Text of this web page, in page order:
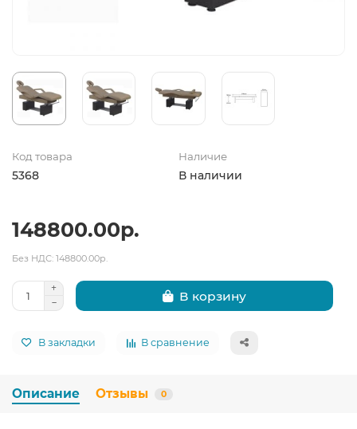
Код товара
5368
Наличие
В наличии
148800.00р.
Без НДС: 148800.00р.
В корзину
В закладки В сравнение
Описание Отзывы 0